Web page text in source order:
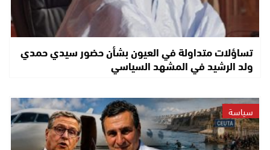
تساؤلات متداولة في العيون بشأن حضور سيدي حمدي
ولد الرشيد في المشهد السياسي
سياسة